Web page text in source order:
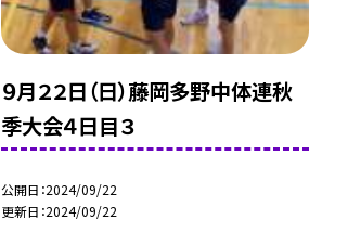
９月２２日（日）藤岡多野中体連秋
季大会４日目３
公開日 2024/09/22
更新日 2024/09/22